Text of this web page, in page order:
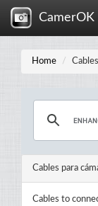
CamerOK
Home
Cables para
Cables to